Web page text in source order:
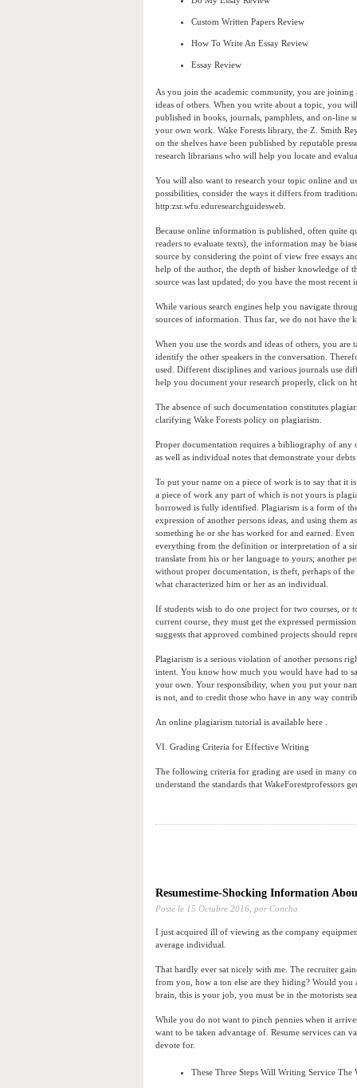
Custom Written Papers Review
How To Write An Essay Review
Essay Review
As you join the academic community, you are
ideas of others. When you write about a topic, you
published in books, journals, pamphlets, and on-line
your own work. Wake Forests library, the Z. Smith
on the shelves have been published by reputable
research librarians who will help you locate and
You will also want to research your topic online and
possibilities, consider the ways it differs from
http:zsr.wfu.eduresearchguidesweb.
Because online information is published, often quite
readers to evaluate texts), the information may be
source by considering the point of view free essays
help of the author, the depth of hisher knowledge of
source was last updated; do you have the most
While various search engines help you navigate
sources of information. Thus far, we do not have the
When you use the words and ideas of others, you
identify the other speakers in the conversation.
used. Different disciplines and various journals use
help you document your research properly, click on
The absence of such documentation constitutes
clarifying Wake Forests policy on plagiarism.
Proper documentation requires a bibliography of any
as well as individual notes that demonstrate your
To put your name on a piece of work is to say that it
a piece of work any part of which is not yours is
borrowed is fully identified. Plagiarism is a form of
expression of another persons ideas, and using them
something he or she has worked for and earned.
everything from the definition or interpretation of a
translate from his or her language to yours; another
without proper documentation, is theft, perhaps of
what characterized him or her as an individual.
If students wish to do one project for two courses, or
current course, they must get the expressed
suggests that approved combined projects should
Plagiarism is a serious violation of another persons
intent. You know how much you would have had to
your own. Your responsibility, when you put your
is not, and to credit those who have in any way
An online plagiarism tutorial is available here .
VI. Grading Criteria for Effective Writing
The following criteria for grading are used in many
understand the standards that WakeForestprofessors
Resumestime-Shocking Information
Posté le 15 Octubre 2016, por Concha
I just acquired ill of viewing as the company
average individual.
That hardly ever sat nicely with me. The recruiter
from you, how a ton else are they hiding? Would
brain, this is your job, you must be in the motorists
While you do not want to pinch pennies when it
want to be taken advantage of. Resume services
devote for.
These Three Steps Will Writing Service The